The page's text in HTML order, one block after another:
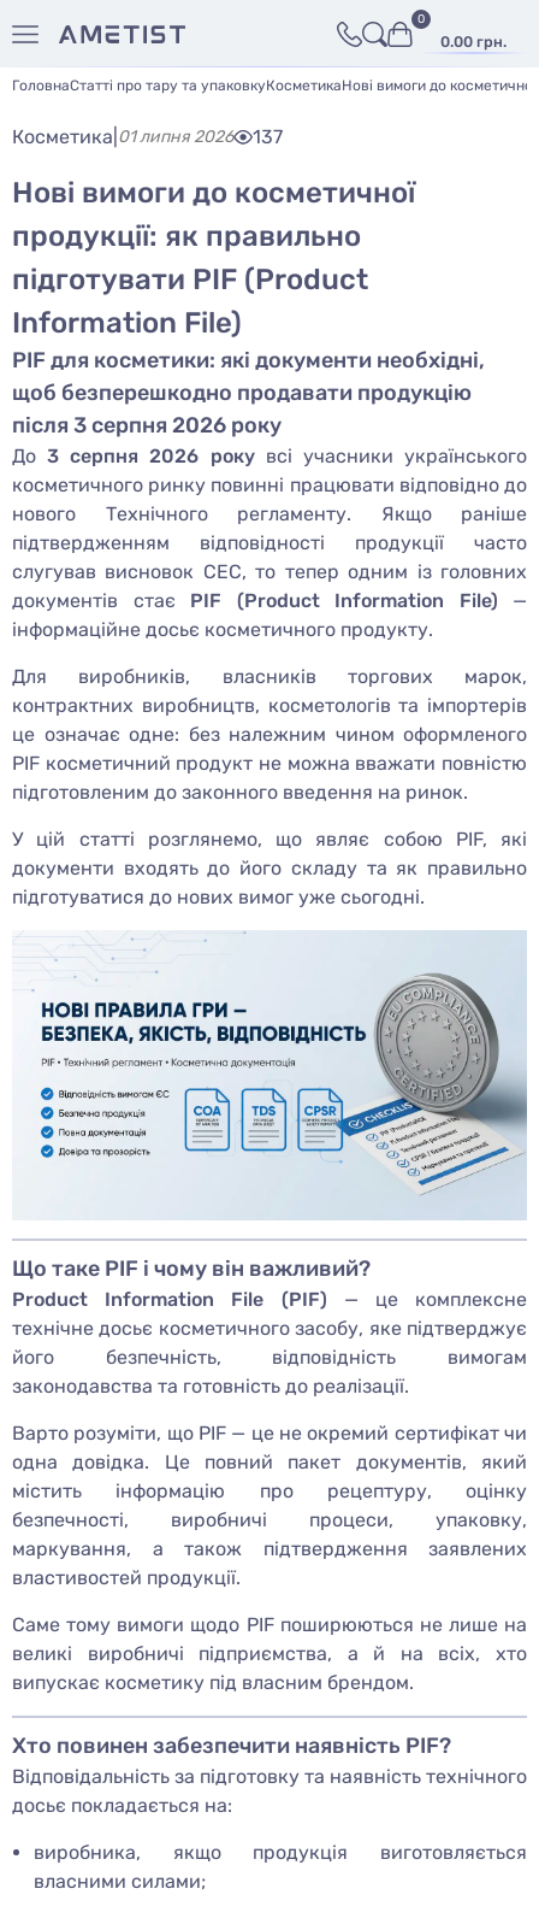
0.00 грн.
0
ГоловнаСтатті про тару та упаковкуКосметикаНові вимоги до
Косметика 01 липня 2026 137
Нові вимоги до косметичної
продукції: як правильно
підготувати PIF (Product
Information File)
PIF для косметики: які документи необхідні,
щоб безперешкодно продавати продукцію
після 3 серпня 2026 року
До3 серпня 2026 рокувсі учасники українського
косметичного ринку повинні працювати відповідно до
нового Технічного регламенту. Якщо раніше
підтвердженням відповідності продукції часто
слугував висновок СЕС, то тепер одним із головних
документів стає PIF (Product Information File) —
інформаційне досьє косметичного продукту.
Для виробників, власників торгових марок,
контрактних виробництв, косметологів та імпортерів
це означає одне: без належним чином оформленого
PIF косметичний продукт не можна вважати повністю
підготовленим до законного введення на ринок.
У цій статті розглянемо, що являє собою PIF, які
документи входять до його складу та як правильно
підготуватися до нових вимог уже сьогодні.
Що таке PIF і чому він важливий?
Product Information File (PIF) — це комплексне
технічне досьє косметичного засобу, яке підтверджує
його безпечність, відповідність вимогам
законодавства та готовність до реалізації.
Варто розуміти, що PIF — це не окремий сертифікат чи
одна довідка. Це повний пакет документів, який
містить інформацію про рецептуру, оцінку
безпечності, виробничі процеси, упаковку,
маркування, а також підтвердження заявлених
властивостей продукції.
Саме тому вимоги щодо PIF поширюються не лише на
великі виробничі підприємства, а й на всіх, хто
випускає косметику під власним брендом.
Хто повинен забезпечити наявність PIF?
Відповідальність за підготовку та наявність технічного
досьє покладається на:
виробника, якщо продукція виготовляється
власними силами;